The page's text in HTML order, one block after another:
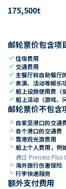
175,500t
邮轮票价包含项
check住宿费用
check 交通费用
check 主餐厅和自助餐厅
check表演、活动等娱乐
check船上设施使用费（
check船上活动（游戏、
邮轮票价不包含
close 自家至港口的交通
close 各个港口的交通费
close 靠港观光游费用
close 船上个人费用，例
通过 Princess Plus
close 海外旅行伤害保险
close 行李快递服务
额外支付费用